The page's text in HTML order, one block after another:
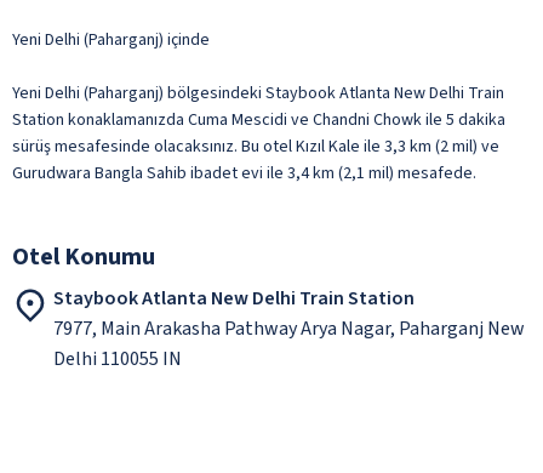
Yeni Delhi (Paharganj) içinde
Yeni Delhi (Paharganj) bölgesindeki Staybook Atlanta New Delhi Train
Station konaklamanızda Cuma Mescidi ve Chandni Chowk ile 5 dakika
sürüş mesafesinde olacaksınız. Bu otel Kızıl Kale ile 3,3 km (2 mil) ve
Gurudwara Bangla Sahib ibadet evi ile 3,4 km (2,1 mil) mesafede.
Otel Konumu
Staybook Atlanta New Delhi Train Station
7977, Main Arakasha Pathway Arya Nagar, Paharganj New
Delhi 110055 IN